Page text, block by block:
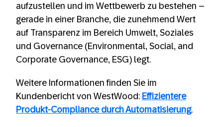
aufzustellen und im Wettbewerb zu bestehen –
gerade in einer Branche, die zunehmend Wert
auf Transparenz im Bereich Umwelt, Soziales
und Governance (Environmental, Social, and
Corporate Governance, ESG) legt.
Weitere Informationen finden Sie im
Kundenbericht von WestWood: Effizientere
Produkt-Compliance durch Automatisierung.